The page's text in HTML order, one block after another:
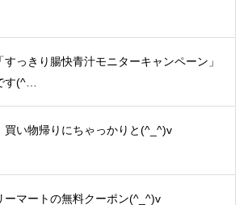
すっきり腸快青汁モニターキャンペーン」
す(^…
買い物帰りにちゃっかりと(^_^)v
ーマートの無料クーポン(^_^)v